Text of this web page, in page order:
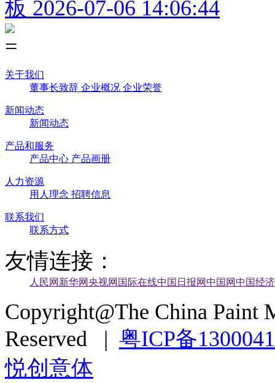
板 2026-07-06 14:06:44
关于我们
董事长致辞 企业概况 企业荣誉
新闻动态
新闻动态
产品和服务
产品中心 产品画册
人力资源
用人理念 招聘信息
联系我们
联系方式
友情连接：
人民网 新华网央视网 国际在线中国日报网中国网中国经
Copyright@The China Paint
Reserved | 粤ICP备
悦创意体